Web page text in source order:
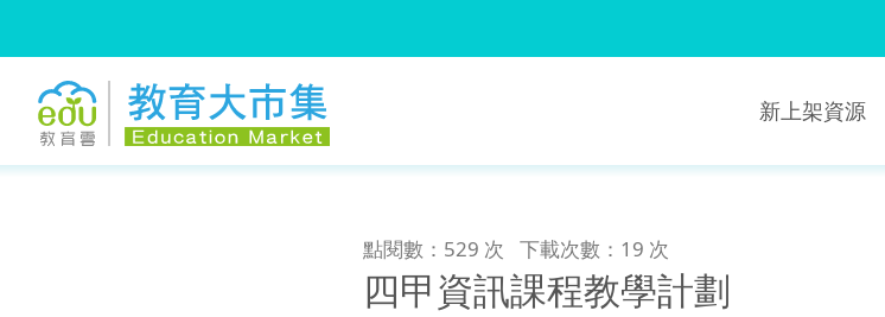
新上架資源
點閱數：529 次 下載次數：19 次
四甲資訊課程教學計劃